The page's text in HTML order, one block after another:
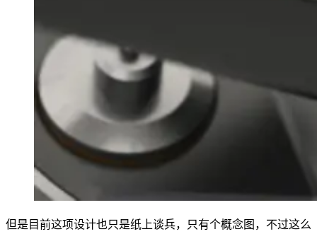
但是目前这项设计也只是纸上谈兵，只有个概念图，不过这么